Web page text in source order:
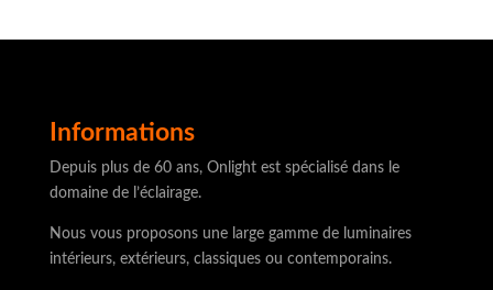
Informations
Depuis plus de 60 ans, Onlight est spécialisé dans le
domaine de l’éclairage.
Nous vous proposons une large gamme de luminaires
intérieurs, extérieurs, classiques ou contemporains.